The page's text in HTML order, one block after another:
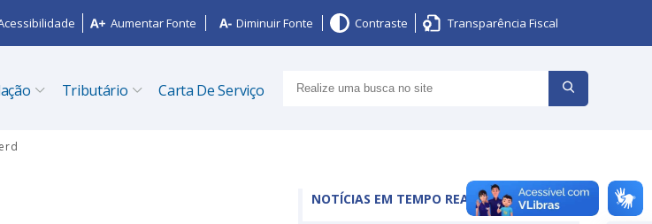
Aumentar Fonte Diminuir Fonte Contraste Transparência Fiscal
Tributário Carta De Serviço
NOTÍCIAS EM TEMPO REAL